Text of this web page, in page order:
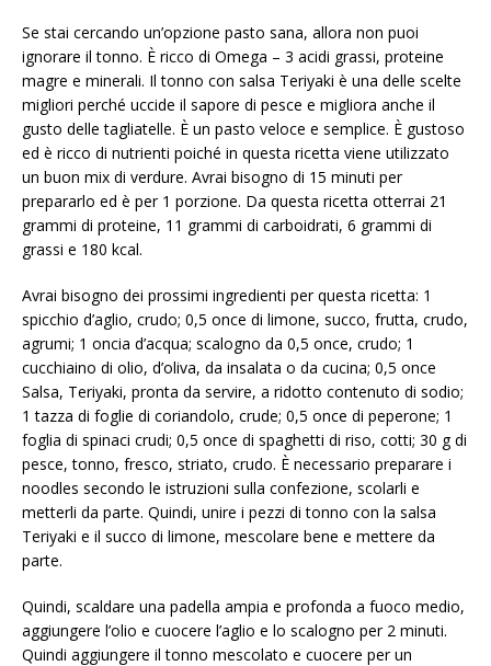
Se stai cercando un’opzione pasto sana, allora non puoi
ignorare il tonno. È ricco di Omega – 3 acidi grassi, proteine ​​
magre e minerali. Il tonno con salsa Teriyaki è una delle scelte
migliori perché uccide il sapore di pesce e migliora anche il
gusto delle tagliatelle. È un pasto veloce e semplice. È gustoso
ed è ricco di nutrienti poiché in questa ricetta viene utilizzato
un buon mix di verdure. Avrai bisogno di 15 minuti per
prepararlo ed è per 1 porzione. Da questa ricetta otterrai 21
grammi di proteine, 11 grammi di carboidrati, 6 grammi di
grassi e 180 kcal.
Avrai bisogno dei prossimi ingredienti per questa ricetta: 1
spicchio d’aglio, crudo; 0,5 once di limone, succo, frutta, crudo,
agrumi; 1 oncia d’acqua; scalogno da 0,5 once, crudo; 1
cucchiaino di olio, d’oliva, da insalata o da cucina; 0,5 once
Salsa, Teriyaki, pronta da servire, a ridotto contenuto di sodio;
1 tazza di foglie di coriandolo, crude; 0,5 once di peperone; 1
foglia di spinaci crudi; 0,5 once di spaghetti di riso, cotti; 30 g di
pesce, tonno, fresco, striato, crudo. È necessario preparare i
noodles secondo le istruzioni sulla confezione, scolarli e
metterli da parte. Quindi, unire i pezzi di tonno con la salsa
Teriyaki e il succo di limone, mescolare bene e mettere da
parte.
Quindi, scaldare una padella ampia e profonda a fuoco medio,
aggiungere l’olio e cuocere l’aglio e lo scalogno per 2 minuti.
Quindi aggiungere il tonno mescolato e cuocere per un